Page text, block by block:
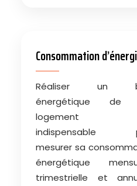
Consommation
Réaliser un
énergétique de
logement
indispensable
mesurer sa
énergétique
trimestrielle et